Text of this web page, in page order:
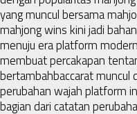
yang muncul bersama
mahjong wins kini jadi
menuju era platform
membuat percakapan
bertambahbaccarat muncul
perubahan wajah platform
bagian dari catatan